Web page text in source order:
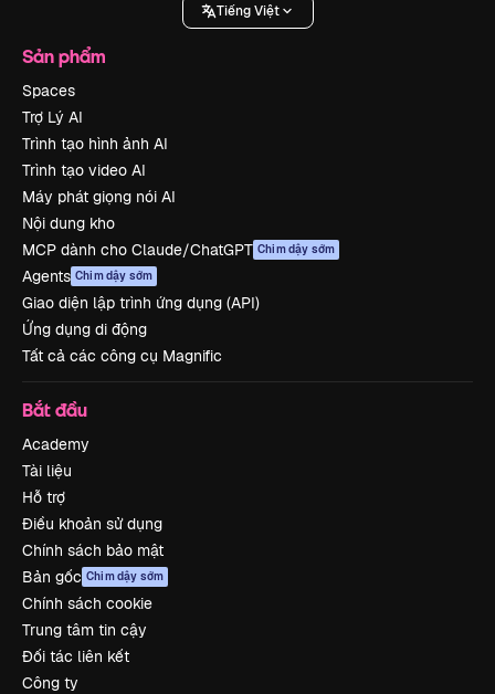
Tiếng Việt
Sản phẩm
Spaces
Trợ Lý AI
Trình tạo hình ảnh AI
Trình tạo video AI
Máy phát giọng nói AI
Nội dung kho
MCP dành cho Claude/ChatGPT Chim dậy sớm
Agents Chim dậy sớm
Giao diện lập trình ứng dụng (API)
Ứng dụng di động
Tất cả các công cụ Magnific
Bắt đầu
Academy
Tài liệu
Hỗ trợ
Điều khoản sử dụng
Chính sách bảo mật
Bản gốc Chim dậy sớm
Chính sách cookie
Trung tâm tin cậy
Đối tác liên kết
Công ty